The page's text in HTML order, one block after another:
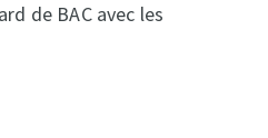
de BAC avec les